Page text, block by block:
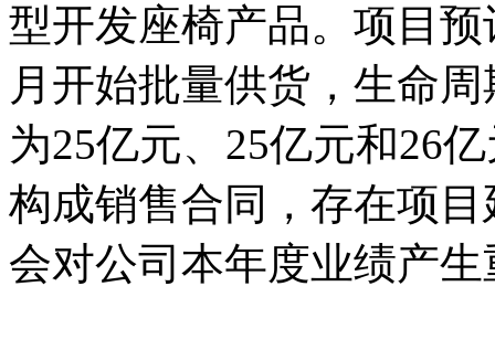
型开发座椅产品。项目
月开始批量供货，生命
为25亿元、25亿元和26
构成销售合同，存在项
会对公司本年度业绩产